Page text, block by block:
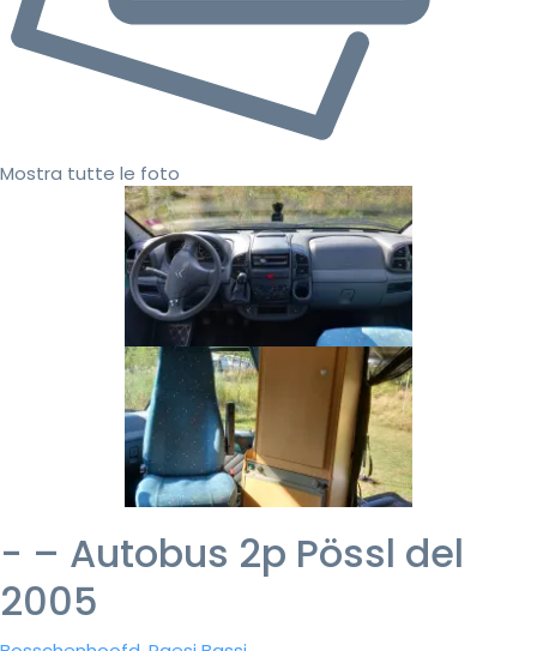
Mostra tutte le foto
- – Autobus 2p Pössl del
2005